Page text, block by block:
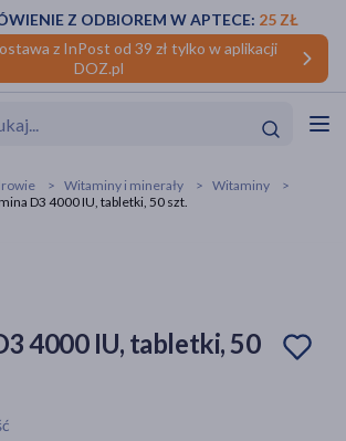
z InPost od 39 zł tylko w aplikacji
DOZ.pl
Z ODBIOREM W APTECE: 25 ZŁ
Witaminy i minerały
Witaminy
D3 4000 IU, tabletki, 50 szt.
4000 IU, tabletki, 50